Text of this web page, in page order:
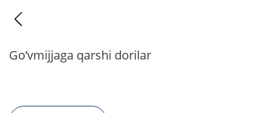
Go’vmijjaga qarshi dorilar